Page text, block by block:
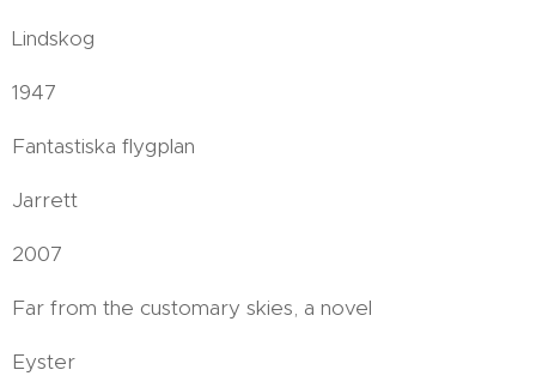
Lindskog
1947
Fantastiska flygplan
Jarrett
2007
Far from the customary skies, a novel
Eyster